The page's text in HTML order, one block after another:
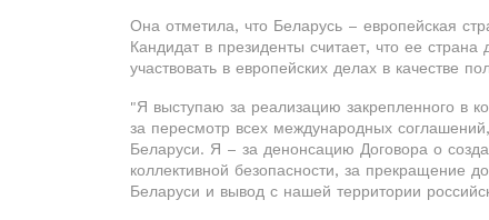
Она отметила, что Беларусь – европейская
Кандидат в президенты считает, что ее
участвовать в европейских делах в качестве
"Я выступаю за реализацию закрепленного в
за пересмотр всех международных
Беларуси. Я – за денонсацию Договора о
коллективной безопасности, за прекращение
Беларуси и вывод с нашей территории